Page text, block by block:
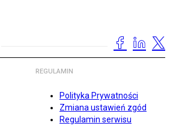
REGULAMIN
Polityka Prywatności
Zmiana ustawień zgód
Regulamin serwisu